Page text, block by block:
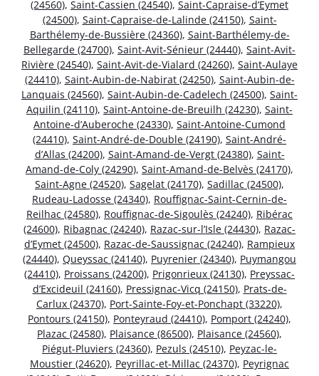
(24560), Saint-Cassien (24540), Saint-Capraise-d’Eymet
(24500), Saint-Capraise-de-Lalinde (24150), Saint-
Barthélemy-de-Bussière (24360), Saint-Barthélemy-de-
Bellegarde (24700), Saint-Avit-Sénieur (24440), Saint-Avit-
Rivière (24540), Saint-Avit-de-Vialard (24260), Saint-Aulaye
(24410), Saint-Aubin-de-Nabirat (24250), Saint-Aubin-de-
Lanquais (24560), Saint-Aubin-de-Cadelech (24500), Saint-
Aquilin (24110), Saint-Antoine-de-Breuilh (24230), Saint-
Antoine-d’Auberoche (24330), Saint-Antoine-Cumond
(24410), Saint-André-de-Double (24190), Saint-André-
d’Allas (24200), Saint-Amand-de-Vergt (24380), Saint-
Amand-de-Coly (24290), Saint-Amand-de-Belvès (24170),
Saint-Agne (24520), Sagelat (24170), Sadillac (24500),
Rudeau-Ladosse (24340), Rouffignac-Saint-Cernin-de-
Reilhac (24580), Rouffignac-de-Sigoulès (24240), Ribérac
(24600), Ribagnac (24240), Razac-sur-l’Isle (24430), Razac-
d’Eymet (24500), Razac-de-Saussignac (24240), Rampieux
(24440), Queyssac (24140), Puyrenier (24340), Puymangou
(24410), Proissans (24200), Prigonrieux (24130), Preyssac-
d’Excideuil (24160), Pressignac-Vicq (24150), Prats-de-
Carlux (24370), Port-Sainte-Foy-et-Ponchapt (33220),
Pontours (24150), Ponteyraud (24410), Pomport (24240),
Plazac (24580), Plaisance (86500), Plaisance (24560),
Piégut-Pluviers (24360), Pezuls (24510), Peyzac-le-
Moustier (24620), Peyrillac-et-Millac (24370), Peyrignac